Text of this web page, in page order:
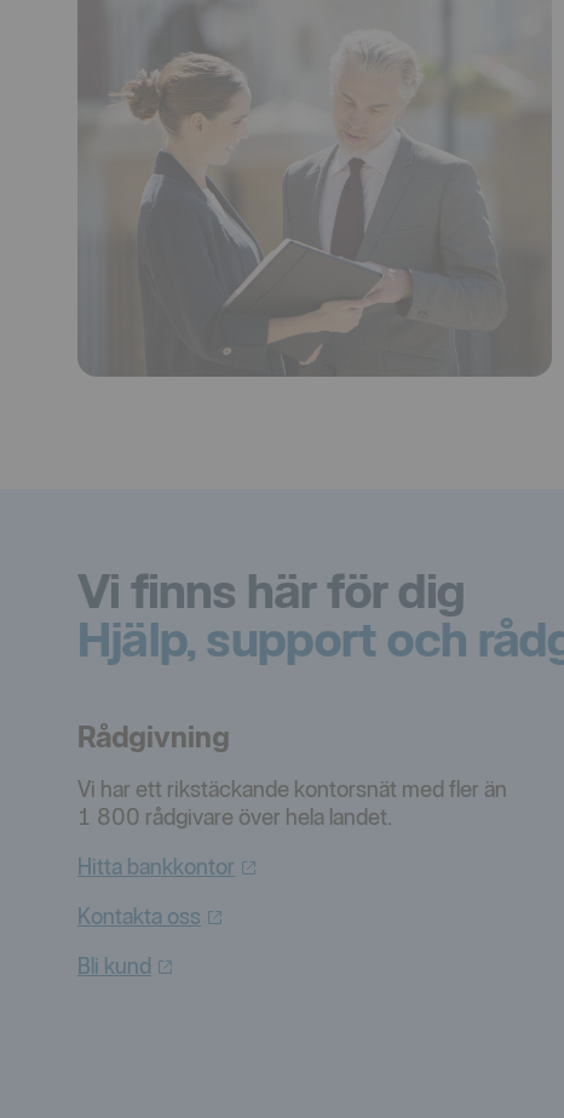
Vi finns här för dig
Hjälp, support och
Rådgivning
Vi har ett rikstäckande kontorsnät med fler än
1 800 rådgivare över hela landet.
Hitta bankkontor
Kontakta oss
Bli kund